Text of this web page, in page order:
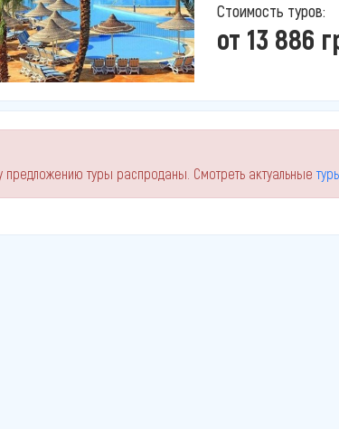
Стоимость туров:
от 13 886
предложению туры распроданы. Смотреть актуальные